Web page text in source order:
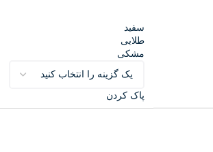
سفید
طلایی
مشکی
پاک کردن